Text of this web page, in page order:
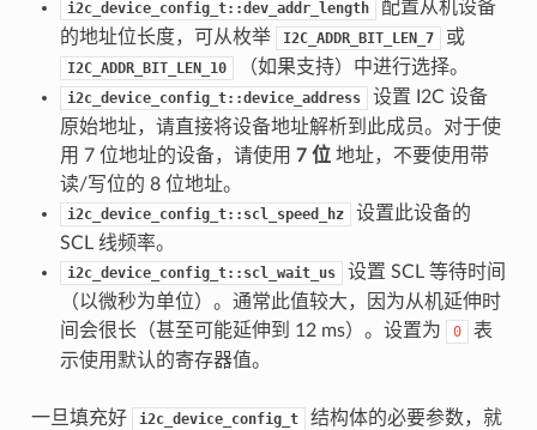
i2c_device_config_t::dev_addr_length
配置从机设备
的地址位长度，可从枚举
I2C_ADDR_BIT_LEN_7 或
I2C_ADDR_BIT_LEN_10 （如果支持）中进行选择。
i2c_device_config_t::device_address
设置 I2C 设备
原始地址，请直接将设备地址解析到此成员。对于使
用 7 位地址的设备，请使用 7 位地址，不要使用带
读/写位的 8 位地址。
i2c_device_config_t::scl_speed_hz
设置此设备的
SCL 线频率。
i2c_device_config_t::scl_wait_us
设置 SCL 等待时间
（以微秒为单位）。通常此值较大，因为从机延伸时
间会很长（甚至可能延伸到 12 ms）。设置为
0
表
示使用默认的寄存器值。
一旦填充好 i2c_device_config_t
结构体的必要参数，就